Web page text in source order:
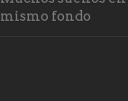
mismo fondo